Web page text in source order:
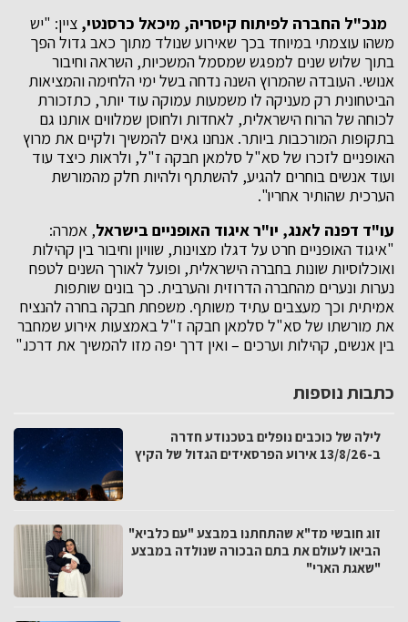
מנכ"ל החברה לפיתוח קיסריה, מיכאל כרסנטי, ציין: "יש
משהו עוצמתי במיוחד בכך שאירוע שנולד מתוך כאב גדול הפך
בתוך שלוש שנים למפגש שמסמל המשכיות, השראה וחיבור
אנושי. העובדה שהמרוץ השנה נדחה בשל ימי הלחימה והמציאות
הביטחונית רק מעניקה לו משמעות עמוקה עוד יותר, כתזכורת
לכוחה של הרוח הישראלית, לאחדות ולחוסן שמלווים אותנו גם
בתקופות המורכבות ביותר. אנחנו גאים להמשיך ולקיים את מרוץ
האופניים לזכרו של סא"ל סלמאן חבקה ז"ל, ולראות כיצד עוד
ועוד אנשים בוחרים להגיע, להשתתף ולהיות חלק מהמורשת
הערכית שהותיר אחריו".
עו"ד דפנה לאנג, יו"ר איגוד האופניים בישראל, אמרה:
"איגוד האופניים חרט על דגלו מצוינות, שוויון וחיבור בין קהילות
ואוכלוסיות שונות בחברה הישראלית, ופועל לאורך השנים לטפח
נערות ונערים מהחברה הדרוזית והערבית. כך בונים שותפות
אמיתית וכך מעצבים עתיד משותף. משפחת חבקה בחרה להנציח
את מורשתו של סא"ל סלמאן חבקה ז"ל באמצעות אירוע שמחבר
בין אנשים, קהילות וערכים – ואין דרך יפה מזו להמשיך את דרכו."
כתבות נוספות
לילה של כוכבים נופלים בטכנודע חדרה
ב-13/8/26 אירוע הפרסאידים הגדול של הקיץ
זוג חובשי מד"א שהתחתנו במבצע "עם כלביא"
הביאו לעולם את בתם הבכורה שנולדה במבצע
"שאגת הארי"